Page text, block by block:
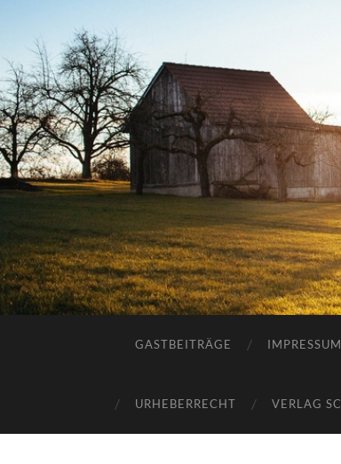
GASTBEITRÄGE IMPRESSUM
URHEBERRECHT VERLAG